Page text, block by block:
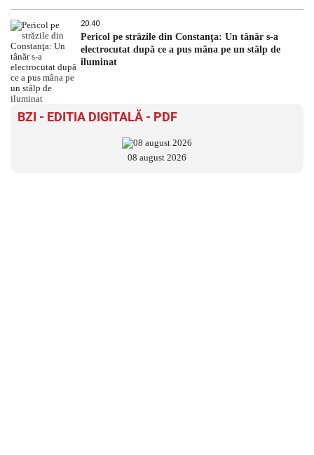
20:40
Pericol pe străzile din Constanţa: Un tânăr s-a
electrocutat după ce a pus mâna pe un stâlp de
iluminat
BZI - EDITIA DIGITALĂ - PDF
08 august 2026